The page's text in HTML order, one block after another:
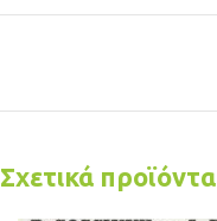
Σχετικά προϊόντα